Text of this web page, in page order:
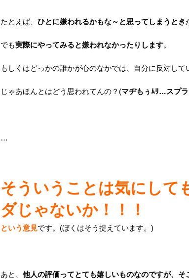
たとえば、 ひとに嫌われるかもな～と思ってしまうとき
でも実際にやってみると嫌われなかったりします。
もしくはどっかの誰かが心のなかでは、自分に反対して
じゃあほんとはどう思われてんの？(マヂもぅﾑﾘ…スプ
…
そういうことは気にして
ダじゃないか！！！
という意見です。(ぼくはそう捉えています。)
あと、 他人の評価ってとても嬉しいものなのですが、そ